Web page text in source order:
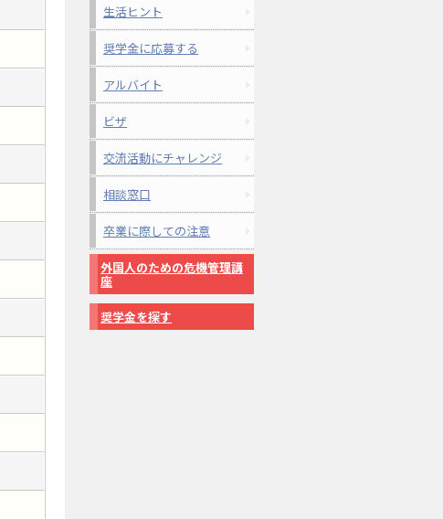
生活ヒント
奨学金に応募する
アルバイト
ビザ
交流活動にチャレンジ
相談窓口
卒業に際しての注意
外国人のための危機管理講
座
奨学金を探す